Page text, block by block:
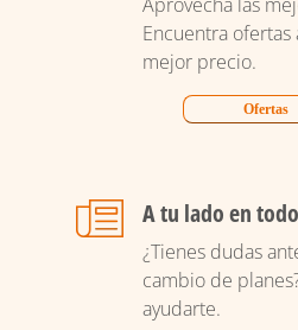
Encuentra ofertas
mejor precio.
Ofertas
A tu lado en
¿Tienes dudas
cambio de
ayudarte.